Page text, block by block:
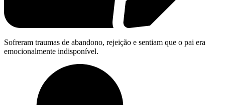
Sofreram traumas de abandono, rejeição e sentiam que o pai era
emocionalmente indisponível.